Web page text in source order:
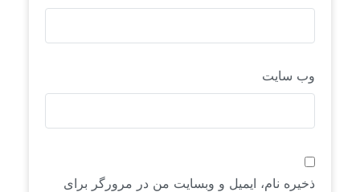
وب‌ سایت
ذخیره نام، ایمیل و وبسایت من در مرورگر برای